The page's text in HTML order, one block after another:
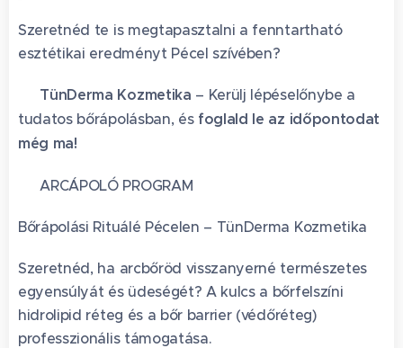
Szeretnéd te is megtapasztalni a fenntartható
esztétikai eredményt Pécel szívében? 💆‍♀️
TünDerma Kozmetika – Kerülj lépéselőnybe a
tudatos bőrápolásban, és foglald le az időpontodat
még ma!
✨ ARCÁPOLÓ PROGRAM
Bőrápolási Rituálé Pécelen – TünDerma Kozmetika
Szeretnéd, ha arcbőröd visszanyerné természetes
egyensúlyát és üdeségét? A kulcs a bőrfelszíni
hidrolipid réteg és a bőr barrier (védőréteg)
professzionális támogatása.